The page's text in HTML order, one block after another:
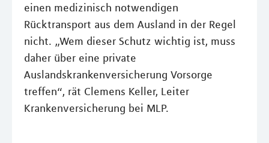
einen medizinisch notwendigen
Rücktransport aus dem Ausland in der Regel
nicht. „Wem dieser Schutz wichtig ist, muss
daher über eine private
Auslandskrankenversicherung Vorsorge
treffen“, rät Clemens Keller, Leiter
Krankenversicherung bei MLP.